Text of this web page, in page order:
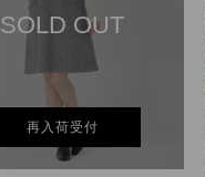
SOLD OUT
再入荷受付